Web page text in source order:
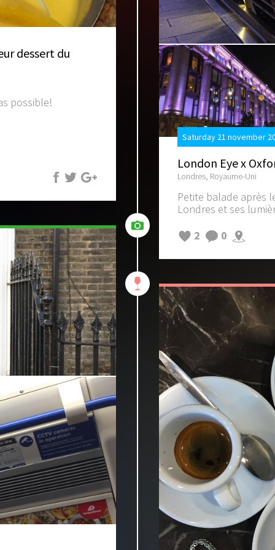
dessert du
possible!
de
Saturday 21 november
London Eye x
Londres, Royaume-Uni
Petite balade après
Londres et ses
2
0